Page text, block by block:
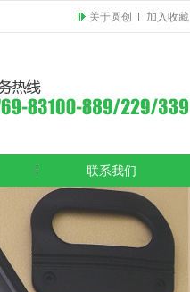
加入收藏
关于圆创
联系我们